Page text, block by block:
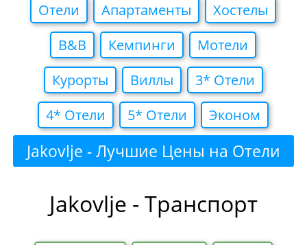
Отели Апартаменты
Хостелы
B&B
Кемпинги
Мотели
Курорты
Виллы
3* Отели
4* Отели
5* Отели Эконом
Jakovlje - Лучшие Цены на Отели
Jakovlje - Транспорт